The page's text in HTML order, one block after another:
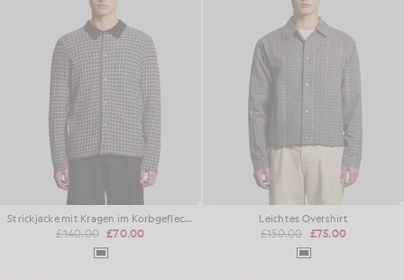
Strickjacke mit Kragen im Korbgeflecht-Muster
£140.00 £70.00
Leichtes Overshirt
£150.00 £75.00